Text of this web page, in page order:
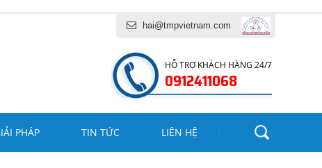
VỤ TĂNG MINH PHÁT hai@tmpvietnam.com
HỖ TRỢ KHÁCH HÀNG 24/7
0912411068
PHÁP TIN TỨC LIÊN HỆ